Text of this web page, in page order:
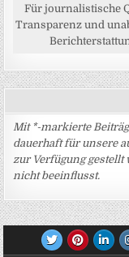
Für journalistische
Transparenz und
Mit *-markierte
dauerhaft für unsere
zur Verfügung
nicht beeinflusst.